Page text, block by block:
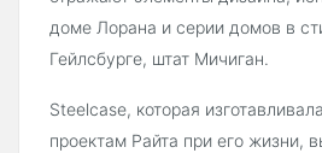
доме Лорана и серии домов в
Гейлсбурге, штат Мичиган.
Steelcase, которая
проектам Райта при его жизни,